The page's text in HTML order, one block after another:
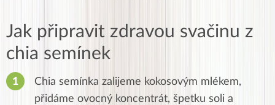
Jak připravit zdravou svačinu z
chia semínek
Chia semínka zalijeme kokosovým mlékem,
přidáme ovocný koncentrát, špetku soli a